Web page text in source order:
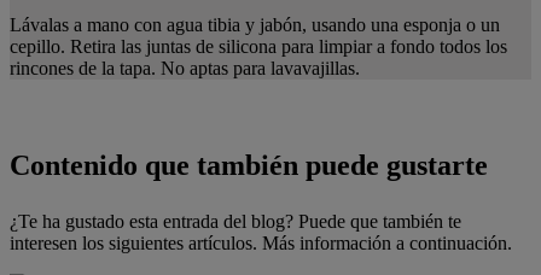
Lávalas a mano con agua tibia y jabón, usando una esponja o un
cepillo. Retira las juntas de silicona para limpiar a fondo todos los
rincones de la tapa. No aptas para lavavajillas.
Contenido que también puede gustarte
¿Te ha gustado esta entrada del blog? Puede que también te
interesen los siguientes artículos. Más información a continuación.